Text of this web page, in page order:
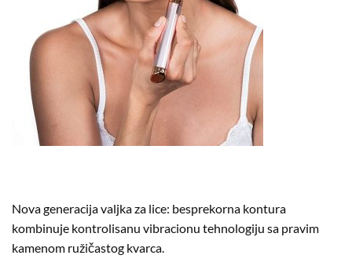
Nova generacija valjka za lice: besprekorna kontura
kombinuje kontrolisanu vibracionu tehnologiju sa pravim
kamenom ružičastog kvarca.